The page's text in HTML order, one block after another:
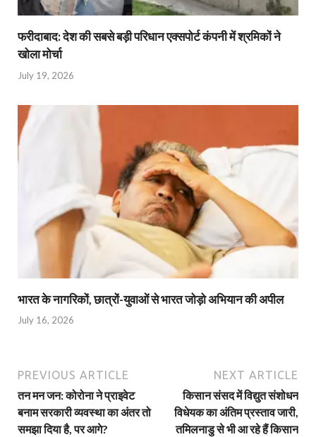
फरीदाबाद: देश की सबसे बड़ी परिधान एक्सपोर्ट कंपनी में श्रमिकों ने
खोला मोर्चा
July 19, 2026
भारत के नागरिकों, छात्रों-युवाओं से भारत जोड़ो अभियान की अपील
July 16, 2026
PREVIOUS ARTICLE
तन मन जन: कोरोना ने प्राइवेट
बनाम सरकारी व्यवस्था का अंतर तो
समझा दिया है, पर आगे?
NEXT ARTICLE
किसान संसद में विद्युत संशोधन
विधेयक का अंतिम प्रस्ताव जारी,
तमिलनाडु से भी आ रहे हैं किसान